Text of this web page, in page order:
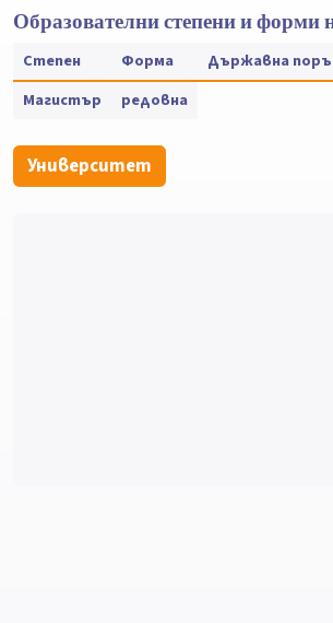
Образователни степени и форми
Степен Форма Държавна
Магистър
редовна
Университет